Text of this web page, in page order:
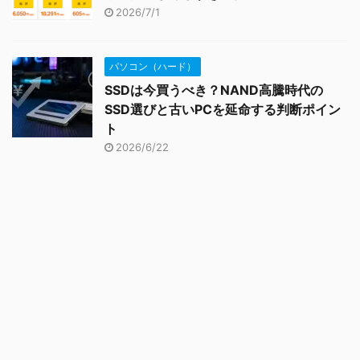
2026/7/1
パソコン（ハード）
SSDは今買うべき？NAND高騰時代の
SSD選びと古いPCを延命する判断ポイン
ト
2026/6/22